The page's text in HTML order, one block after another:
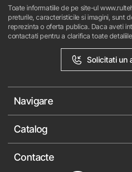
Toate informatiile de pe site-ul
preturile, caracteristicile si imagini, sunt
reprezinta o oferta publica. Daca aveti
contactati pentru a clarifica toate
Solicitati un
Navigare
Catalog
Contacte